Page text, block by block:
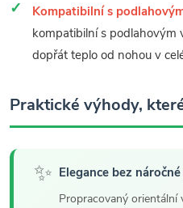
Kompatibilní s
kompatibilní s podlahovým
dopřát teplo od nohou v
Praktické výhody,
✨ Elegance bez
Propracovaný